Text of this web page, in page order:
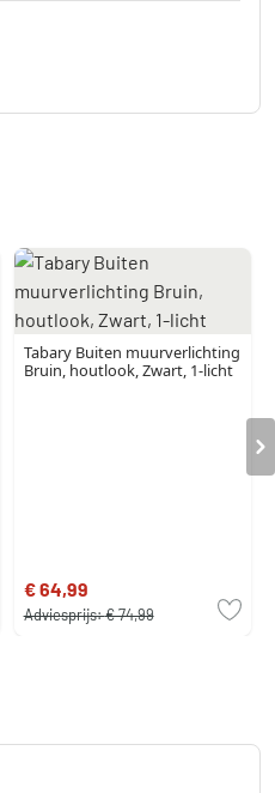
Tabary Buiten muurverlichting
Bruin, houtlook, Zwart, 1-licht
€ 64,99
Adviesprijs:€ 74,99